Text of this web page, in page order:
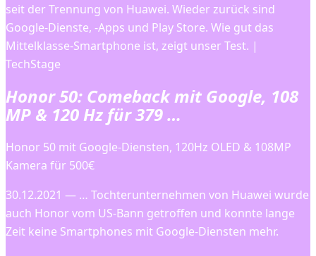
seit der Trennung von Huawei. Wieder zurück sind
Google-Dienste, -Apps und Play Store. Wie gut das
Mittelklasse-Smartphone ist, zeigt unser Test. |
TechStage
Honor 50: Comeback mit Google, 108
MP & 120 Hz für 379 …
Honor 50 mit Google-Diensten, 120Hz OLED & 108MP
Kamera für 500€
30.12.2021 — … Tochterunternehmen von Huawei wurde
auch Honor vom US-Bann getroffen und konnte lange
Zeit keine Smartphones mit Google-Diensten mehr.